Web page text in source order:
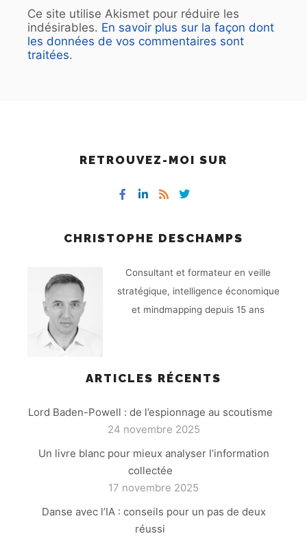
Ce site utilise Akismet pour réduire les
indésirables. En savoir plus sur la façon dont
les données de vos commentaires sont
traitées.
RETROUVEZ-MOI SUR
CHRISTOPHE DESCHAMPS
Consultant et formateur en veille
stratégique, intelligence économique
et mindmapping depuis 15 ans
ARTICLES RÉCENTS
Lord Baden-Powell : de l’espionnage au scoutisme
24 novembre 2025
Un livre blanc pour mieux analyser l’information
collectée
17 novembre 2025
Danse avec l’IA : conseils pour un pas de deux
réussi